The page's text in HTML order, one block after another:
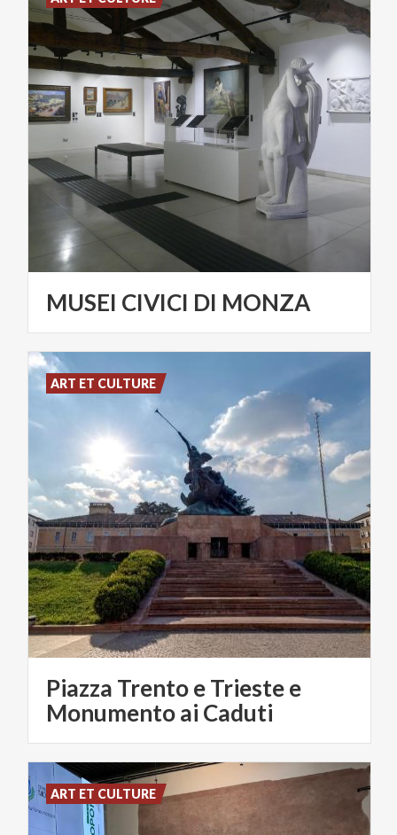
MUSEI CIVICI DI MONZA
Piazza Trento e Trieste e
Monumento ai Caduti
ART ET CULTURE
ART ET CULTURE